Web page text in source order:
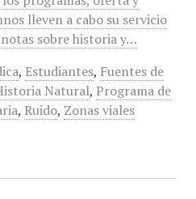
lleven a cabo su servicio
sobre historia y…
, Estudiantes, Fuentes de
Natural, Programa de
, Ruido, Zonas viales